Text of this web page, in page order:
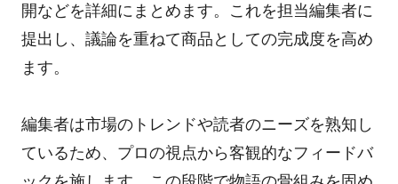
開などを詳細にまとめます。これを担当編集者に
提出し、議論を重ねて商品としての完成度を高め
ます。
編集者は市場のトレンドや読者のニーズを熟知し
ているため、プロの視点から客観的なフィードバ